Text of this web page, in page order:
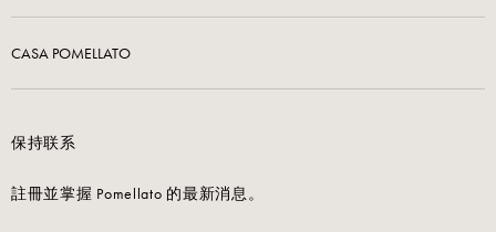
CASA POMELLATO
保持联系
註冊並掌握 Pomellato 的最新消息。